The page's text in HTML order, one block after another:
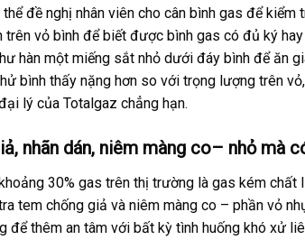
thể đề nghị nhân viên cho cân bình gas để
trên vỏ bình để biết được bình gas có đủ ký
hàn một miếng sắt nhỏ dưới đáy bình để ăn
bình thấy nặng hơn so với trọng lượng trên
lý của Totalgaz chẳng hạn.
nhãn dán, niêm màng co– nhỏ mà
30% gas trên thị trường là gas kém
tem chống giả và niêm màng co – phần vỏ
để thêm an tâm với bất kỳ tình huống khó xử